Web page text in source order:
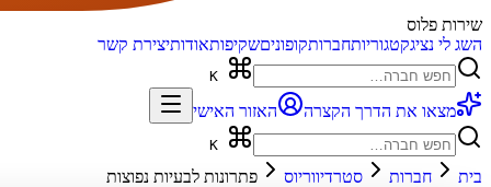
שירות פלוס
השג לי נציגקטגוריותחברותקופוניםשקיפותאודותיצירת קשר
מצאו את הדרך הקצרה האזור האישי
בית חברות סטרדיווריוס פתרונות לבעיות נפוצות